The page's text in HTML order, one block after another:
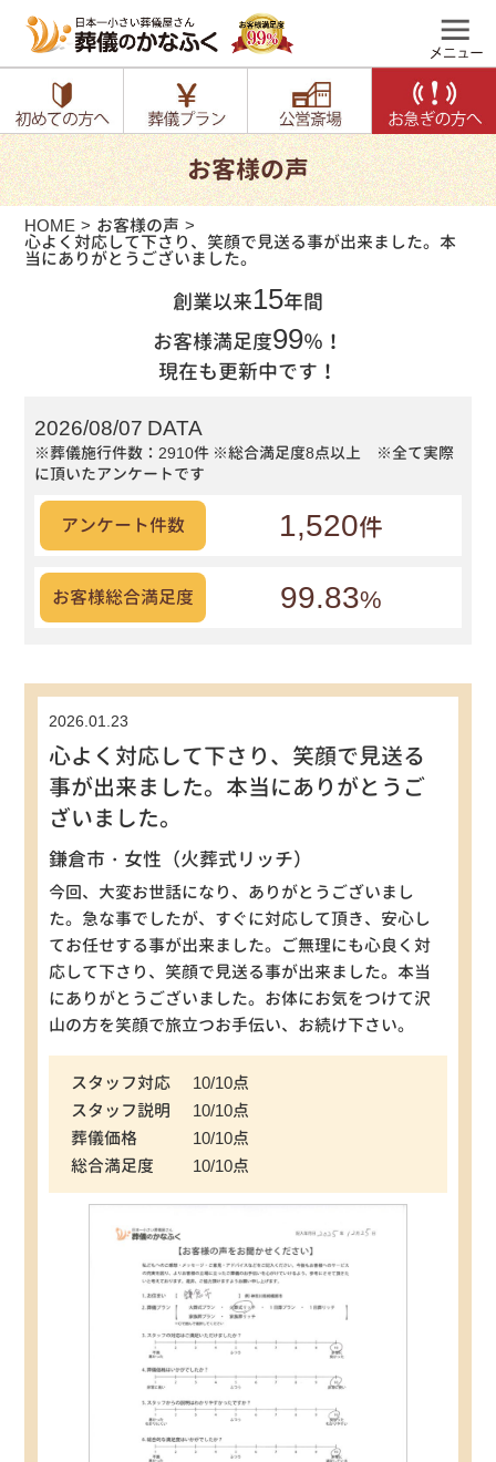
お客様の声
HOME お客様の声
心よく対応して下さり、笑顔で見送る事が出来ました。本
当にありがとうございました。
創業以来15年間
お客様満足度99％！
現在も更新中です！
2026/08/07 DATA
※葬儀施行件数：2910件 ※総合満足度8点以上 ※全て実際
に頂いたアンケートです
アンケート件数 1,520件
お客様総合満足度 99.83%
2026.01.23
心よく対応して下さり、笑顔で見送る
事が出来ました。本当にありがとうご
ざいました。
鎌倉市・女性（火葬式リッチ）
今回、大変お世話になり、ありがとうございまし
た。急な事でしたが、すぐに対応して頂き、安心し
てお任せする事が出来ました。ご無理にも心良く対
応して下さり、笑顔で見送る事が出来ました。本当
にありがとうございました。お体にお気をつけて沢
山の方を笑顔で旅立つお手伝い、お続け下さい。
スタッフ対応
10/10点
スタッフ説明
10/10点
葬儀価格
10/10点
総合満足度
10/10点